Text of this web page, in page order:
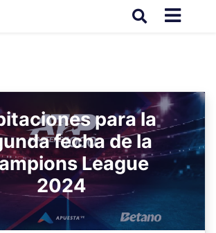
para la
fecha de la
League
2024